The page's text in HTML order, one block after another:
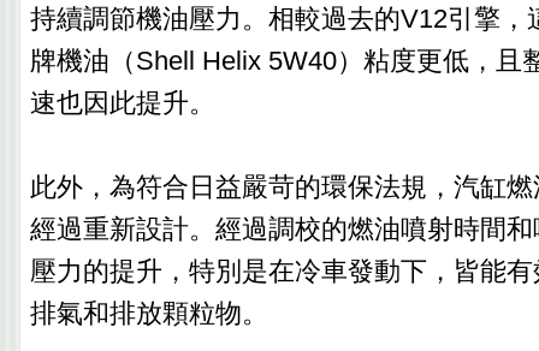
持續調節機油壓力。相較過去的V12引擎，
牌機油（Shell Helix 5W40）粘度更低，且
速也因此提升。
此外，為符合日益嚴苛的環保法規，汽缸
經過重新設計。經過調校的燃油噴射時間
壓力的提升，特別是在冷車發動下，皆能
排氣和排放顆粒物。